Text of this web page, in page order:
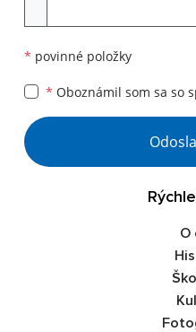
* povinné položky
* Oboznámil som sa so
Google reCaptcha
O